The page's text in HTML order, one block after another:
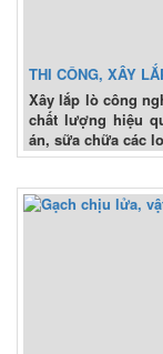
THI CÔNG, XÂY
Xây lắp lò công
chất lượng hiệu
án, sữa chữa các